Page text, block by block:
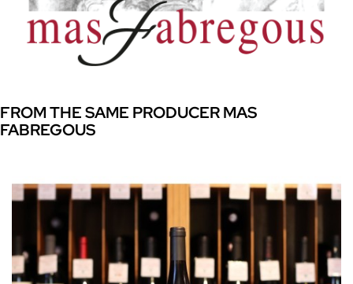
FROM THE SAME PRODUCER MAS
FABREGOUS